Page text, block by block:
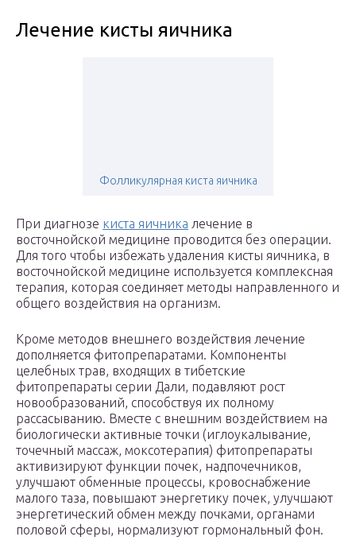
Лечение кисты яичника
Фолликулярная киста яичника
При диагнозе киста яичника лечение в
восточнойской медицине проводится без операции.
Для того чтобы избежать удаления кисты яичника, в
восточнойской медицине используется комплексная
терапия, которая соединяет методы направленного и
общего воздействия на организм.
Кроме методов внешнего воздействия лечение
дополняется фитопрепаратами. Компоненты
целебных трав, входящих в тибетские
фитопрепараты серии Дали, подавляют рост
новообразований, способствуя их полному
рассасыванию. Вместе с внешним воздействием на
биологически активные точки (иглоукалывание,
точечный массаж, моксотерапия) фитопрепараты
активизируют функции почек, надпочечников,
улучшают обменные процессы, кровоснабжение
малого таза, повышают энергетику почек, улучшают
энергетический обмен между почками, органами
половой сферы, нормализуют гормональный фон.